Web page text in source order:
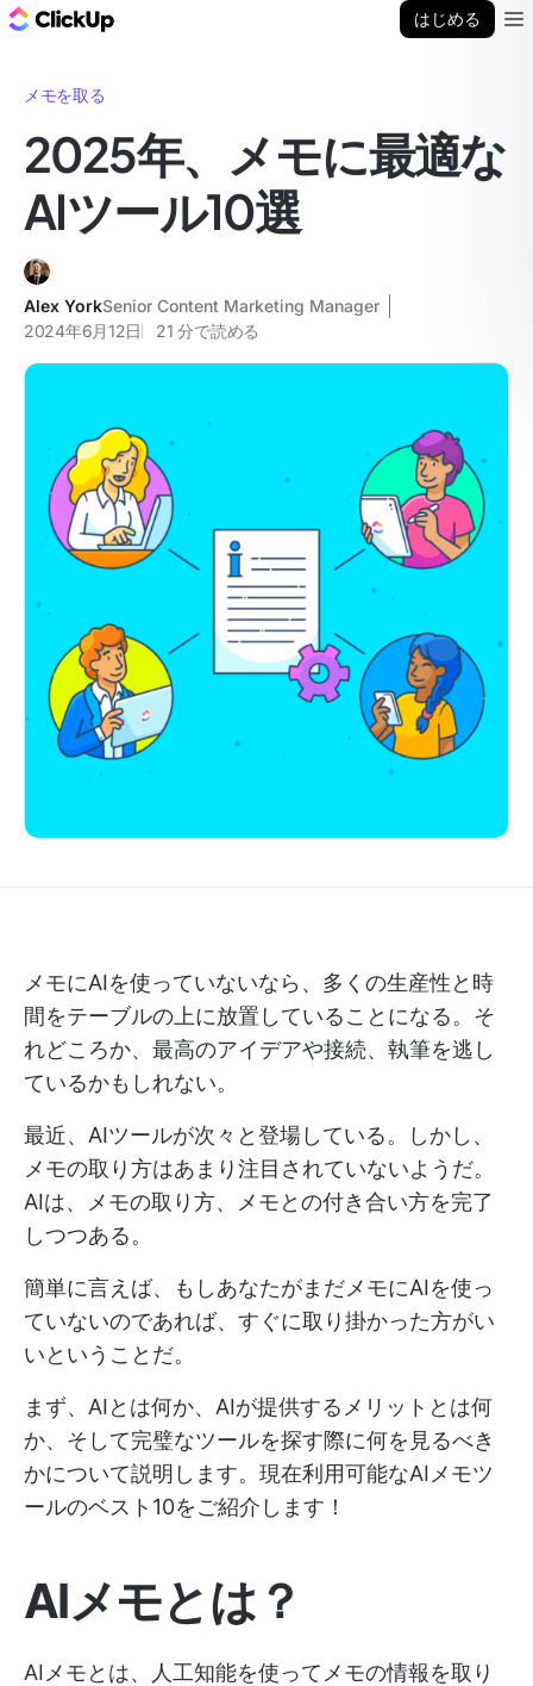
はじめる
メモを取る
2025年、メモに最適な
AIツール10選
Alex YorkSenior Content Marketing Manager
2024年6月12日
21 分で読める
メモにAIを使っていないなら、多くの生産性と時
間をテーブルの上に放置していることになる。そ
れどころか、最高のアイデアや接続、執筆を逃し
ているかもしれない。
最近、AIツールが次々と登場している。しかし、
メモの取り方はあまり注目されていないようだ。
AIは、メモの取り方、メモとの付き合い方を完了
しつつある。
簡単に言えば、もしあなたがまだメモにAIを使っ
ていないのであれば、すぐに取り掛かった方がい
いということだ。
まず、AIとは何か、AIが提供するメリットとは何
か、そして完璧なツールを探す際に何を見るべき
かについて説明します。現在利用可能なAIメモツ
ールのベスト10をご紹介します！
AIメモとは？
AIメモとは、人工知能を使ってメモの情報を取り